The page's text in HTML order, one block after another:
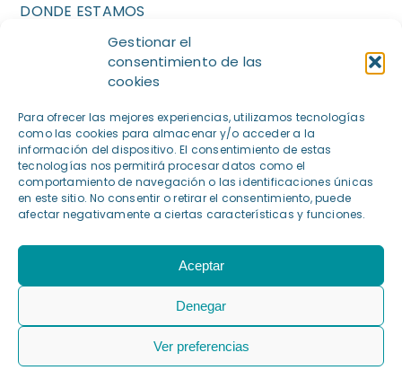
Gestionar el
consentimiento de las
cookies
Para ofrecer las mejores experiencias, utilizamos tecnologías
como las cookies para almacenar y/o acceder a la
información del dispositivo. El consentimiento de estas
tecnologías nos permitirá procesar datos como el
comportamiento de navegación o las identificaciones únicas
en este sitio. No consentir o retirar el consentimiento, puede
afectar negativamente a ciertas características y funciones.
Aceptar
Denegar
Ver preferencias
DONDE ESTAMOS
Paseo Eduardo Dato nº19, 1ºizq. (Centro
Aesthesis),28010, Madrid
Majadahonda:Calle Doctor Calero 44 (Centro
Vedana),28220, Majadahonda
©️ Lidia Budziszewska, Itxaso Cembrero & Miriam Mower
Financiado por la Unión